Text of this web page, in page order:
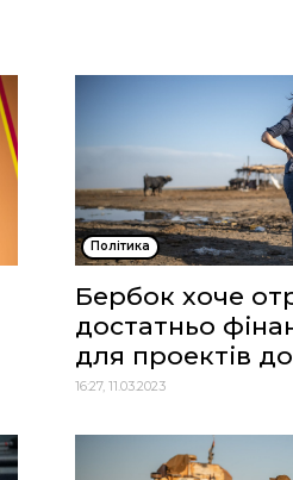
Політика
Бербок хоче
достатньо
для проектів
16:27, 11.03.2023